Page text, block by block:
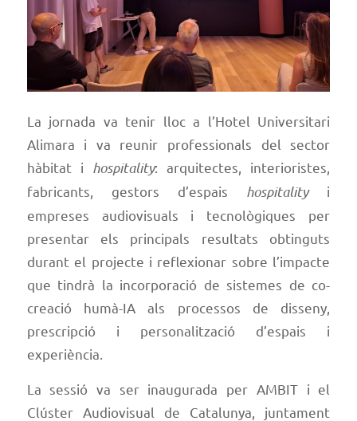
La jornada va tenir lloc a l’Hotel Universitari
Alimara i va reunir professionals del sector
hàbitat i hospitality: arquitectes, interioristes,
fabricants, gestors d’espais hospitalityi
empreses audiovisuals i tecnològiques per
presentar els principals resultats obtinguts
durant el projecte i reflexionar sobre l’impacte
que tindrà la incorporació de sistemes de co-
creació humà-IA als processos de disseny,
prescripció i personalització d’espais i
experiència.
La sessió va ser inaugurada per AMBIT i el
Clúster Audiovisual de Catalunya, juntament